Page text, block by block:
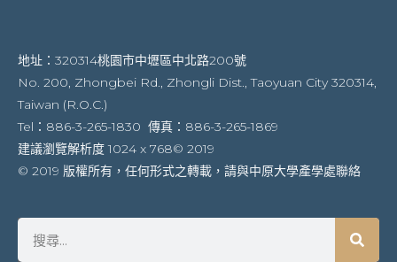
地址：320314桃園市中壢區中北路200號
No. 200, Zhongbei Rd., Zhongli Dist., Taoyuan City 320314,
Taiwan (R.O.C.)
Tel：886-3-265-1830 傳真：886-3-265-1869
建議瀏覽解析度 1024 x 768© 2019
© 2019 版權所有，任何形式之轉載，請與中原大學產學處聯絡